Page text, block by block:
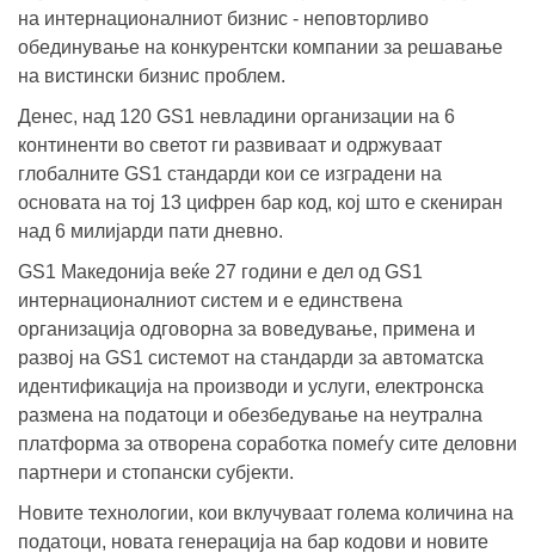
на интернационалниот бизнис - неповторливо
обединување на конкурентски компании за решавање
на вистински бизнис проблем.
Денес, над 120 GS1 невладини организации на 6
континенти во светот ги развиваат и одржуваат
глобалните GS1 стандарди кои се изградени на
основата на тој 13 цифрен бар код, кој што е скениран
над 6 милијарди пати дневно.
GS1 Македонија веќе 27 години е дел од GS1
интернационалниот систем и е единствена
организација одговорна за воведување, примена и
развој на GS1 системот на стандарди за автоматска
идентификација на производи и услуги, електронска
размена на податоци и обезбедување на неутрална
платформа за отворена соработка помеѓу сите деловни
партнери и стопански субјекти.
Новите технологии, кои вклучуваат голема количина на
податоци, новата генерација на бар кодови и новите